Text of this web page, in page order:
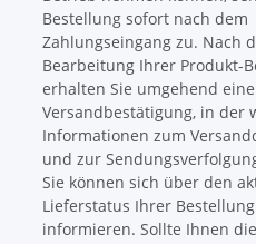
Bestellung sofort nach dem
Zahlungseingang zu. Nach
Bearbeitung Ihrer Produkt-
erhalten Sie umgehend eine
Versandbestätigung, in der
Informationen zum
und zur
Sie können sich über den
Lieferstatus Ihrer
informieren. Sollte Ihnen